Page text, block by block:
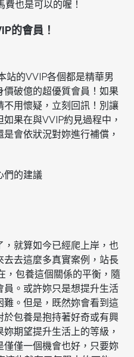
也是可以的喔！
的會員！
站的VVIP各個都是精華男
破億的超優質會員！如果
用懷疑，立刻回訊！別讓
果在與VVIP約見過程中，
會依狀況對妳進行補償，
們的建議
就算如今已經爬上岸，也
去這麼多真實案例，站長
包養這個關係的平衡，隨
。或許妳只是想提升生活
。但是，既然妳會看到這
包養是抱持著好奇或有興
期望提升生活上的等級，
僅一個機會也好，只要妳